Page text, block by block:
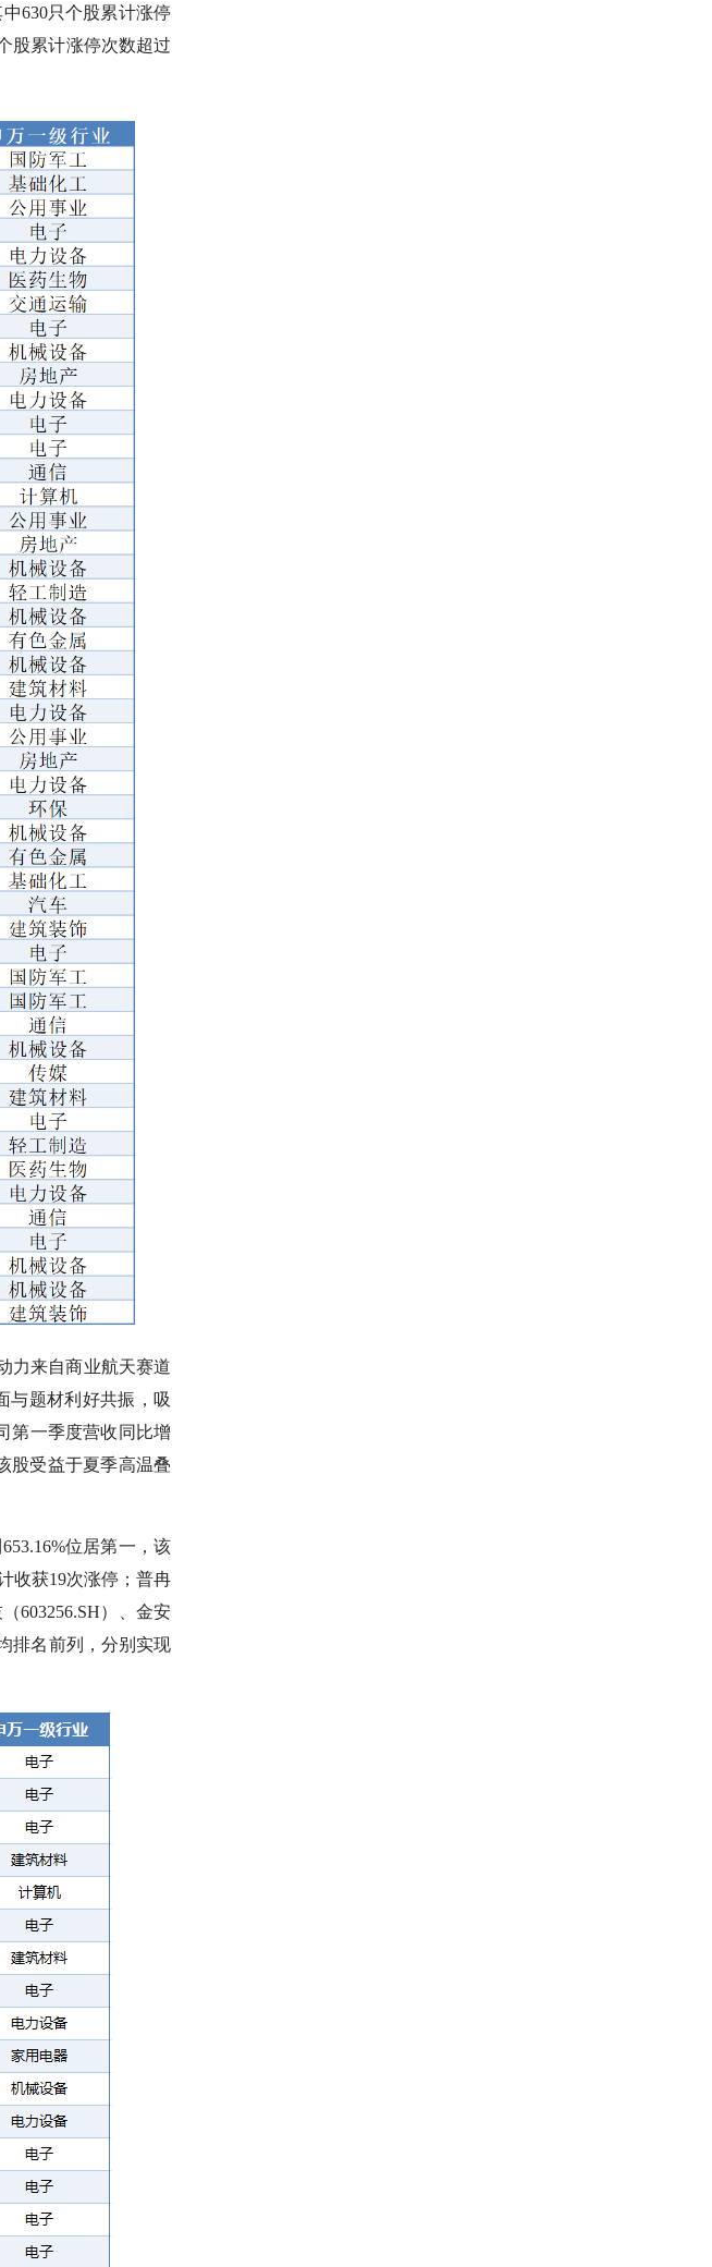
630只个股累计涨停
股累计涨停次数超过
力来自商业航天赛道
与题材利好共振，吸
第一季度营收同比增
股受益于夏季高温叠
位居第一，该
收获19次涨停；普冉
603256.SH）、金安
排名前列，分别实现